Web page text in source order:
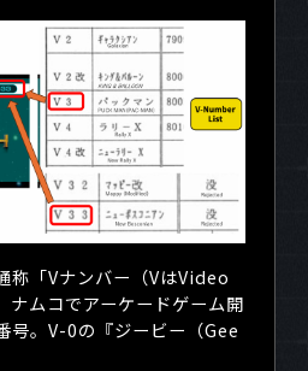
称「Vナンバー（VはVideo
ナムコでアーケードゲーム開
。 V-0の『ジービー（Gee